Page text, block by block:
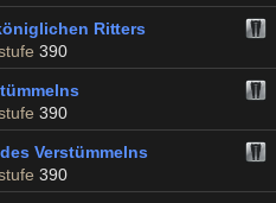
Ritters
390
390
Verstümmelns
390